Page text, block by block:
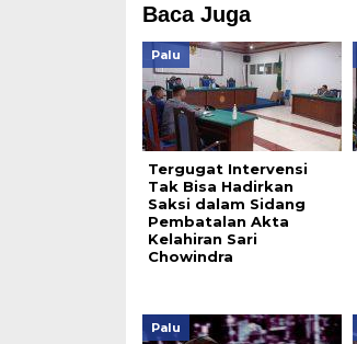
Baca Juga
Palu
Tergugat Intervensi
Tak Bisa Hadirkan
Saksi dalam Sidang
Pembatalan Akta
Kelahiran Sari
Chowindra
Palu